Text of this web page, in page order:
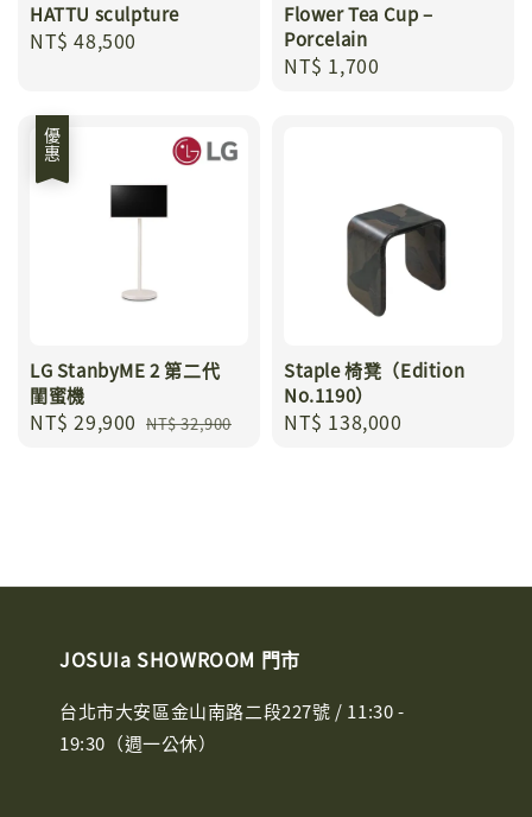
HATTU sculpture
Regular
NT$ 48,500
Flower Tea Cup –
Porcelain
Regular
NT$ 1,700
優惠
LG StanbyME 2 第二代
閨蜜機
Sale
NT$ 29,900 Regular
NT$ 32,900
Staple 椅凳（Edition
No.1190）
Regular
NT$ 138,000
JOSUIa SHOWROOM 門市
台北市大安區金山南路二段227號 / 11:30 -
19:30（週一公休）